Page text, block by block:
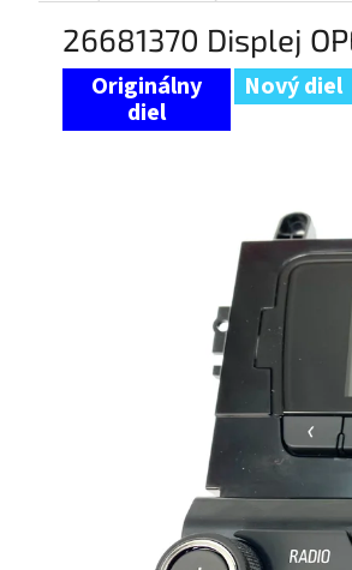
26681370 Displej
Nový diel